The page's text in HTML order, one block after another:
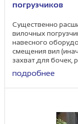
погрузчиков
Существенно
вилочных
навесного
смещения вил
захват для бочек,
подробнее